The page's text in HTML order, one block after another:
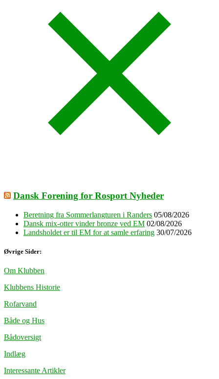
Dansk Forening for Rosport Nyheder
Beretning fra Sommerlangturen i Randers 05/08/2026
Dansk mix-otter vinder bronze ved EM 02/08/2026
Landsholdet er til EM for at samle erfaring 30/07/2026
Øvrige Sider:
Om Klubben
Klubbens Historie
Rofarvand
Både og Hus
Bådoversigt
Indlæg
Interessante Artikler